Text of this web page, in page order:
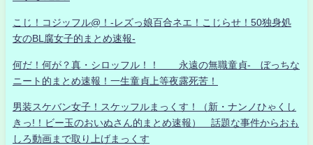
こじ！コジッフル@！-レズっ娘百合ネエ！こじらせ！50独身処
女のBL腐女子的まとめ速報-
何だ！何が？真・シロッフル！！ 永遠の無職童貞- ぼっちな
ニート的まとめ速報！一生童貞上等夜露死苦！
男装スケバン女子！スケッフルまっくす！（新・ナンノひゃくし
きっ!！ビー玉のおいぬさん的まとめ速報） 話題な事件からおも
しろ動画まで取り上げまっくす